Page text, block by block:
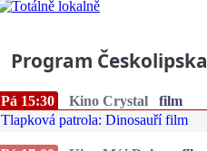
Program Českolipska
Pá 15:30 Kino Crystal
film
Tlapková patrola: Dinosauří film